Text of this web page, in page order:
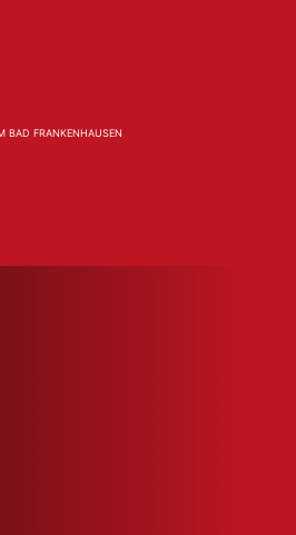
BAD FRANKENHAUSEN
BAD FRANKENHAUSEN